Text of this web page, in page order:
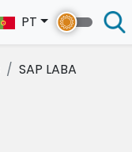
PT
SAP LABA